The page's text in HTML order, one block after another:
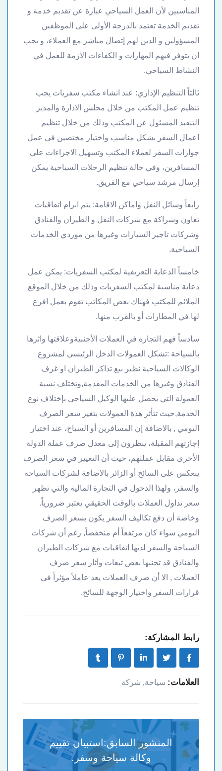
المناسبين لأن العمل السياحي عبارة عن تقديم خدمة و
تقديم الخدمة تعتمد بالدرجة الأولى على الموظفين
المسؤولين و الذين لهم إتصال مباشر مع العملاء، و يجب
ان يتوفر فيهم المهارات و الكفاءات الازمة للعمل في
النشاط السياحي.
ثالثاً التنظيم الإداري: عند انشاء مكتب سفريات يجب
تنظيم عمل المكتب من خلال مجلس الادارة والمدير
التنفيذ المسئول عن المكتب وذلك من خلال تنظيم
اعمال السفر بشكل مناسب واختيار مختصين في عمل
جوازات السفر لعملاء المكتب وتسهيل الاجراءات علي
المسافرين، وفي حالة تنظيم الرحلات السياحية يمكن
إرسال مرشد سياحي مع الفريق.
رابعاً وسائل النقل واماكن الاقامة: يتم ابرام اتفاقيات
تعاون وشراكة مع شركات النقل و الطيران والفنادق
وشركات تاجير السيارات وغيرها من موردي الخدمات
السياحية.
خامساً الدعاية التعريفية لمكتب السفريات: يمكن عمل
دعاية مناسبة لمكتب السفريات وذلك من خلال الموقع
الملائم للمكتب فهناك بعض المكاتب تقوم بعمل افرع
لها في المطارات أو بالقرب منها.
سادساً فهم التجارة في العملات الأجنبيةوعلاقتها واثرها
بالسياحة :تشكل العمولات الدخل الرئيسي لمشروع
الوكالات السياحية نظير بيع تذاكر الطيران او غرف
الفنادق وغيرها من الخدمات المقدمة,وتختلف نسبة
العمولة التي يحصل عليها الوكيل السياحي بإختلاف نوع
الخدمة,حيث تتأثر هذة العمولات بتغير سعر الصرف
اليومي , بالاضافة إن المسافرين أو السياح، عند اختيار
إجازتهم المقبلة، ينظرون إلى معدل صرف عملة الدولة
الأخرى مقابل عملتهم، حيث أن التغيير في سعر الصرف
ينعكس على السائح أو الزائر بالاضافة لشركات السياحة
والسفر، ولهذا الدخول في التجارة المالية والتي تظهر
سعر تداول العملات بالوقت الحقيقي يعتبر ضرورياً.
وخاصة أن دفع تكاليف السفر يكون بسعر الصرف
اليومي سواء كان مرتفعاً أم منخفضاً, رغم أن شركات
السياحة والسفر لديها اتفاقيات مع شركات الطيران
والفنادق قد تجنبها بعض تبعات وآثار سعر صرف
العملات , الا أن صرف العملات يعد عاملاً مؤثراً في
قرارات السفر واختيار الوجهة للسائح.
رابط المشاركة:
العلامات: سياحة, شركة
المنشور السابق: استبيان تقييم
وكالة سياحة وسفر.